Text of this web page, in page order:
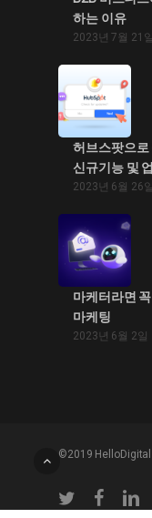
하는 이유
2023년 7월 21일
허브스팟으로
신규기능 및
2023년 6월 26일
마케터라면
마케팅
2023년 6월 2일
©2019 HelloDigital
twitter facebook